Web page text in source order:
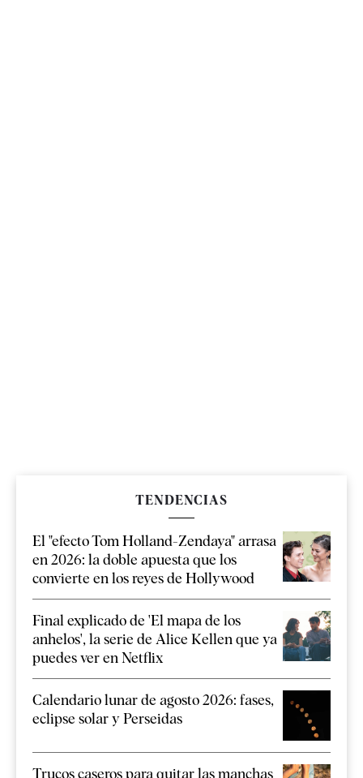
TENDENCIAS
El "efecto Tom Holland-Zendaya" arrasa
en 2026: la doble apuesta que los
convierte en los reyes de Hollywood
Final explicado de 'El mapa de los
anhelos', la serie de Alice Kellen que ya
puedes ver en Netflix
Calendario lunar de agosto 2026: fases,
eclipse solar y Perseidas
Trucos caseros para quitar las manchas